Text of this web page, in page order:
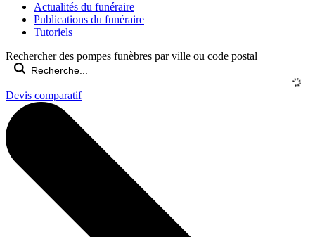
Actualités du funéraire
Publications du funéraire
Tutoriels
Rechercher des pompes funèbres par ville ou code postal
Devis comparatif